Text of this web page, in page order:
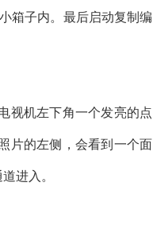
箱子内。最后启动复制编
视机左下角一个发亮的点
片的左侧，会看到一个面
进入。